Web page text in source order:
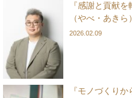
『感謝と貢献
（やべ・あき
2026.02.09
『モノづくり